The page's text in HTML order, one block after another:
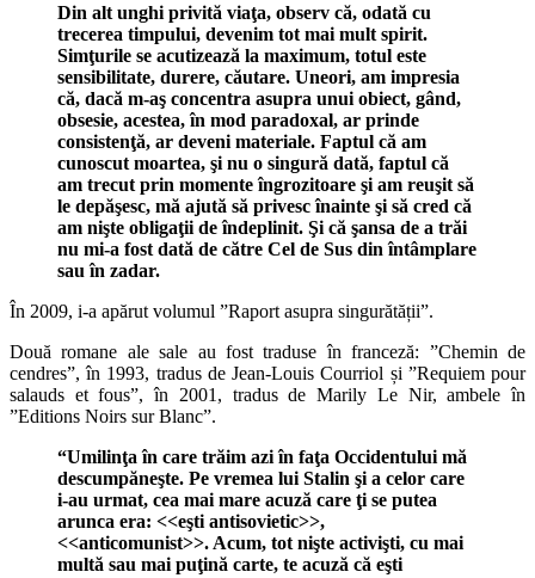
Din alt unghi privită viaţa, observ că, odată cu
trecerea timpului, devenim tot mai mult spirit.
Simţurile se acutizează la maximum, totul este
sensibilitate, durere, căutare. Uneori, am impresia
că, dacă m-aş concentra asupra unui obiect, gând,
obsesie, acestea, în mod paradoxal, ar prinde
consistenţă, ar deveni materiale. Faptul că am
cunoscut moartea, şi nu o singură dată, faptul că
am trecut prin momente îngrozitoare şi am reuşit să
le depăşesc, mă ajută să privesc înainte şi să cred că
am nişte obligaţii de îndeplinit. Şi că şansa de a trăi
nu mi-a fost dată de către Cel de Sus din întâmplare
sau în zadar.
În 2009, i-a apărut volumul ”Raport asupra singurătății”.
Două romane ale sale au fost traduse în franceză: ”Chemin de
cendres”, în 1993, tradus de Jean-Louis Courriol și ”Requiem pour
salauds et fous”, în 2001, tradus de Marily Le Nir, ambele în
”Editions Noirs sur Blanc”.
“Umilinţa în care trăim azi în faţa Occidentului mă
descumpăneşte. Pe vremea lui Stalin şi a celor care
i-au urmat, cea mai mare acuză care ţi se putea
arunca era: <<eşti antisovietic>>,
<<anticomunist>>. Acum, tot nişte activişti, cu mai
multă sau mai puţină carte, te acuză că eşti